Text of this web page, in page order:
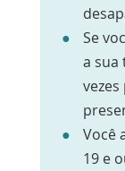
Se
a sua
Você
19 e